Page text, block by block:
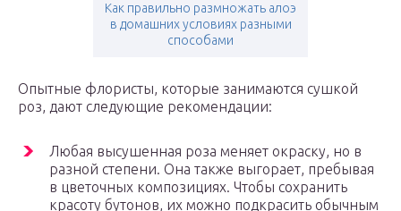
Как правильно размножать алоэ
в домашних условиях разными
способами
Опытные флористы, которые занимаются сушкой
роз, дают следующие рекомендации:
Любая высушенная роза меняет окраску, но в
разной степени. Она также выгорает, пребывая
в цветочных композициях. Чтобы сохранить
красоту бутонов, их можно подкрасить обычным